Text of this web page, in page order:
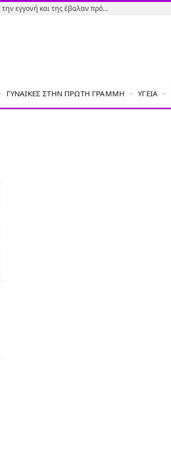
Εύβοια-Απίστευτο: Φορολόγησαν την εγγονή και της έβαλαν πρόστιμο γιατί δεν δήλωσε το χαρτζιλίκι του παππού!
ΓΥΝΑΊΚΕΣ ΣΤΗΝ ΠΡΏΤΗ ΓΡΑΜΜΉ ΥΓΕΊΑ